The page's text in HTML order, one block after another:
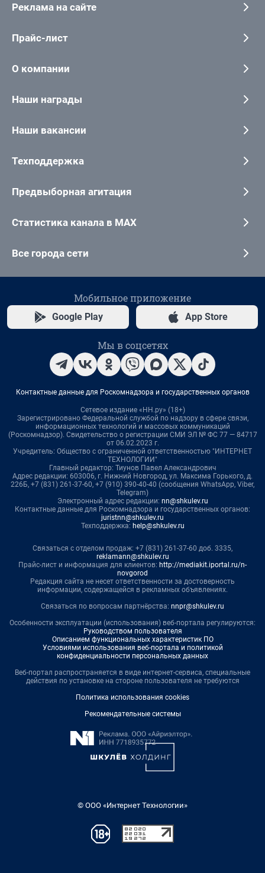
Реклама на сайте
Прайс-лист
О компании
Наши награды
Наши вакансии
Техподдержка
Предвыборная агитация
Статистика канала в MAX
Все города сети
Мобильное приложение
Google Play App Store
Мы в соцсетях
Контактные данные для Роскомнадзора и государственных органов
Сетевое издание «НН.ру» (18+)
Зарегистрировано Федеральной службой по надзору в сфере связи,
информационных технологий и массовых коммуникаций
(Роскомнадзор). Свидетельство о регистрации СМИ ЭЛ № ФС 77 — 84717
от 06.02.2023 г.
Учредитель: Общество с ограниченной ответственностью "ИНТЕРНЕТ
ТЕХНОЛОГИИ"
Главный редактор: Тиунов Павел Александрович
Адрес редакции: 603006, г. Нижний Новгород, ул. Максима Горького, д.
226Б, +7 (831) 261-37-60, +7 (910) 390-40-40 (сообщения WhatsApp, Viber,
Telegram)
Электронный адрес редакции: nn@shkulev.ru
Контактные данные для Роскомнадзора и государственных органов:
juristnn@shkulev.ru
Техподдержка: help@shkulev.ru
Связаться с отделом продаж: +7 (831) 261-37-60 доб. 3335,
reklamann@shkulev.ru
Прайс-лист и информация для клиентов: http://mediakit.iportal.ru/n-
novgorod
Редакция сайта не несет ответственности за достоверность
информации, содержащейся в рекламных объявлениях.
Связаться по вопросам партнёрства: nnpr@shkulev.ru
Особенности эксплуатации (использования) веб-портала регулируются:
Руководством пользователя
Описанием функциональных характеристик ПО
Условиями использования веб-портала и политикой
конфиденциальности персональных данных
Веб-портал распространяется в виде интернет-сервиса, специальные
действия по установке на стороне пользователя не требуются
Политика использования cookies
Рекомендательные системы
© ООО «Интернет Технологии»